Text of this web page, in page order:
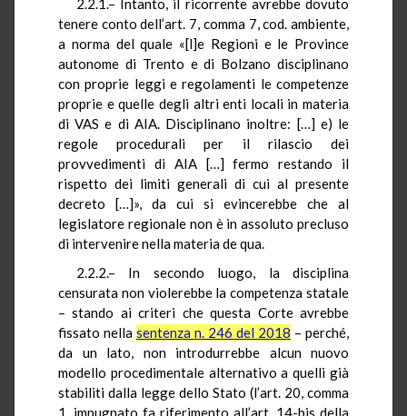
2.2.1.– Intanto, il ricorrente avrebbe dovuto
tenere conto dell’art. 7, comma 7, cod. ambiente,
a norma del quale «[l]e Regioni e le Province
autonome di Trento e di Bolzano disciplinano
con proprie leggi e regolamenti le competenze
proprie e quelle degli altri enti locali in materia
di VAS e di AIA. Disciplinano inoltre: […] e) le
regole procedurali per il rilascio dei
provvedimenti di AIA […] fermo restando il
rispetto dei limiti generali di cui al presente
decreto […]», da cui si evincerebbe che al
legislatore regionale non è in assoluto precluso
di intervenire nella materia de qua.
2.2.2.– In secondo luogo, la disciplina
censurata non violerebbe la competenza statale
– stando ai criteri che questa Corte avrebbe
fissato nella sentenza n. 246 del 2018 – perché,
da un lato, non introdurrebbe alcun nuovo
modello procedimentale alternativo a quelli già
stabiliti dalla legge dello Stato (l’art. 20, comma
1, impugnato fa riferimento all’art. 14-bis della